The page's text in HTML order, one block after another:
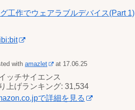
工作でウェアラブルデバイス(Part 1)
with amazlet at 17.06.25
ッチサイエンス
上げランキング: 31,534
で詳細を見る